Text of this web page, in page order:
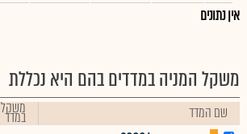
אין נתונים
משקל המניה במדדים בהם היא נכללת
שם המדד משקל
במדד